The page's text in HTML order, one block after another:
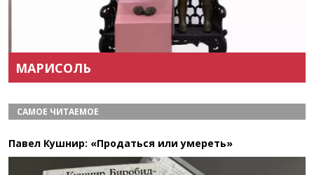
МАРИСОЛЬ
САМОЕ ЧИТАЕМОЕ
Павел Кушнир: «Продаться или умереть»